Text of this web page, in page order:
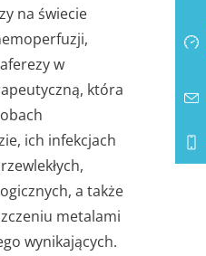
na świecie
w
która
ich infekcjach
a także
metalami
wynikających.